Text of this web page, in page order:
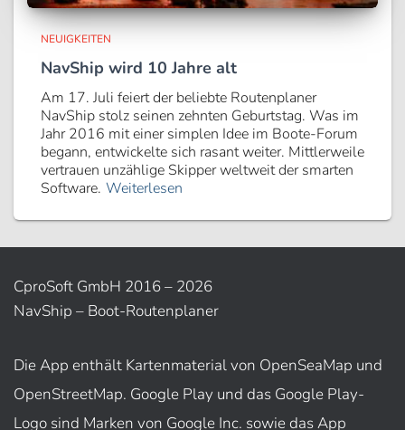
NEUIGKEITEN
NavShip wird 10 Jahre alt
Am 17. Juli feiert der beliebte Routenplaner
NavShip stolz seinen zehnten Geburtstag. Was im
Jahr 2016 mit einer simplen Idee im Boote-Forum
begann, entwickelte sich rasant weiter. Mittlerweile
vertrauen unzählige Skipper weltweit der smarten
Software. Weiterlesen
CproSoft GmbH 2016 – 2026
NavShip – Boot-Routenplaner
Die App enthält Kartenmaterial von OpenSeaMap und
OpenStreetMap. Google Play und das Google Play-
Logo sind Marken von Google Inc. sowie das App